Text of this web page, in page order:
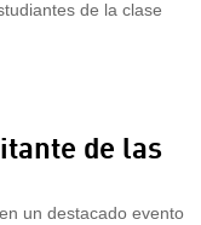
de la clase
de las
un destacado evento